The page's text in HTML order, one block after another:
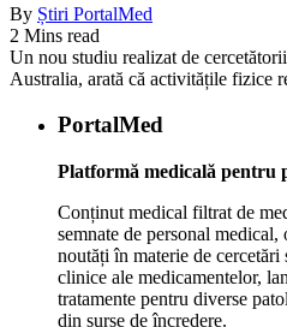
By Știri PortalMed
2 Mins read
Un nou studiu realizat de
Australia, arată că activitățile fizice
PortalMed
Platformă medicală pentru
Conținut medical filtrat de
semnate de personal
noutăți în materie de
clinice ale medicamentelor,
tratamente pentru diverse
din surse de încredere.